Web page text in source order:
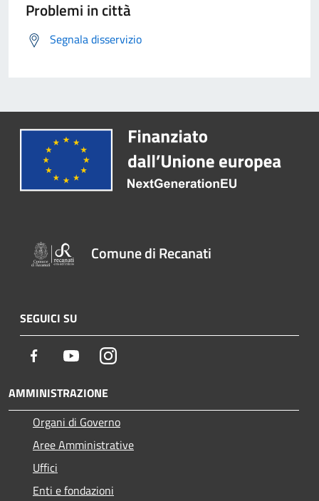
Problemi in città
Segnala disservizio
Comune di Recanati
SEGUICI SU
Facebook YoutubeInstagram
AMMINISTRAZIONE
Organi di Governo
Aree Amministrative
Uffici
Enti e fondazioni